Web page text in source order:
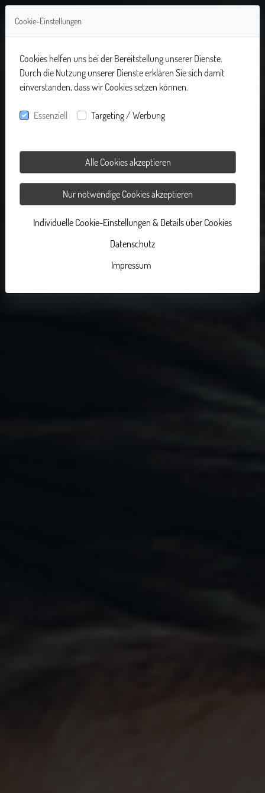
Cookie-Einstellungen
Cookies helfen uns bei der Bereitstellung unserer Dienste.
Durch die Nutzung unserer Dienste erklären Sie sich damit
einverstanden, dass wir Cookies setzen können.
Essenziell Targeting / Werbung
Alle Cookies akzeptieren
Nur notwendige Cookies akzeptieren
Individuelle Cookie-Einstellungen & Details über Cookies
Datenschutz
Impressum